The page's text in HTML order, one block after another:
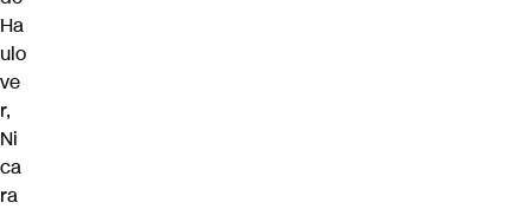
Ha
ulo
ve
r,
Ni
ca
ra